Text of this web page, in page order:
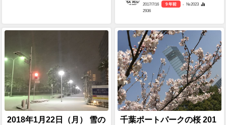
2017/7/16 9 年前
- №2023
2936
2018年1月22日（月） 雪の
千葉ポートパークの桜 201